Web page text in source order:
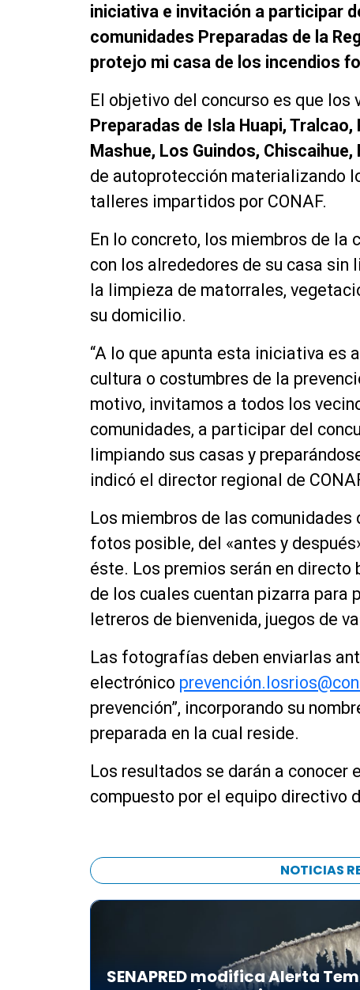
iniciativa e invitación a participar
comunidades Preparadas de la
protejo mi casa de los incendios
El objetivo del concurso es que los
Preparadas de Isla Huapi,
Mashue, Los Guindos, Chiscaihue,
de autoprotección materializando
talleres impartidos por CONAF.
En lo concreto, los miembros de la
con los alrededores de su casa sin
la limpieza de matorrales,
su domicilio.
“A lo que apunta esta iniciativa es
cultura o costumbres de la
motivo, invitamos a todos los
comunidades, a participar del
limpiando sus casas y
indicó el director regional de
Los miembros de las
fotos posible, del «antes y
éste. Los premios serán en
de los cuales cuentan pizarra para
letreros de bienvenida, juegos de
Las fotografías deben enviarlas
electrónico prevenció
prevención”, incorporando su
preparada en la cual reside.
Los resultados se darán a conocer
compuesto por el equipo directivo
NOTICIAS
SENAPRED modifica Alerta